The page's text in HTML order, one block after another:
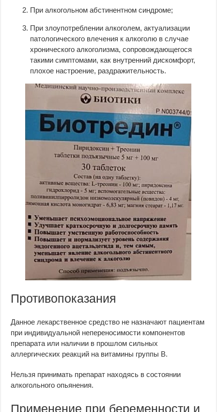
При алкогольном абстинентном синдроме;
При злоупотреблении алкоголем, актуализации
патологического влечения к алкоголю в случае
хронического алкоголизма, сопровождающегося
такими симптомами, как внутренний дискомфорт,
плохое настроение, раздражительность.
Противопоказания
Данное лекарственное средство не назначают пациентам
при индивидуальной непереносимости компонентов
препарата или наличии в прошлом сильных
аллергических реакций на витамины группы В.
Нельзя принимать препарат находясь в состоянии
алкогольного опьянения.
Применение при беременности и